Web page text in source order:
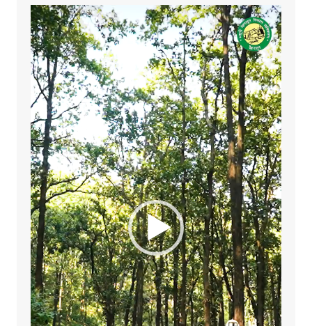
Video
Player